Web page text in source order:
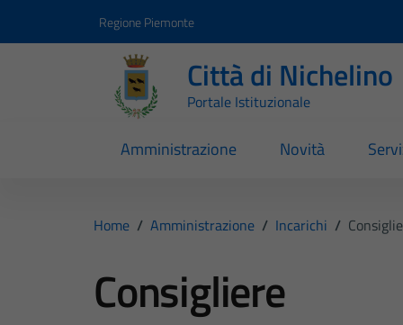
Regione Piemonte
Città di Nichelino
Portale Istituzionale
Amministrazione Novità
Home / Amministrazione / Incarichi /
Consigliere